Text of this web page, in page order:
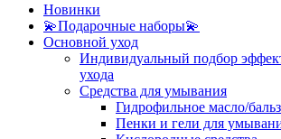
Новинки
💫Подарочные наборы💫
Основной уход
Индивидуальный подбор
ухода
Средства для умывания
Гидрофильное масло/
Пенки и гели для